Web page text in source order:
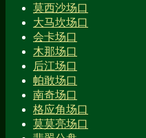
莫西沙场口
大马坎场口
会卡场口
木那场口
后江场口
帕敢场口
南奇场口
格应角场口
莫莫亮场口